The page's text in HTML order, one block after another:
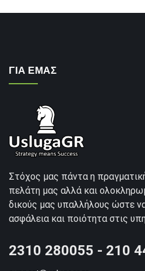
ΓΙΑ ΕΜΑΣ
Στόχος μας πάντα η
πελάτη μας αλλά και
δικούς μας υπαλλήλους ώστε
ασφάλεια και ποιότητα στις
2310 280055 - 210